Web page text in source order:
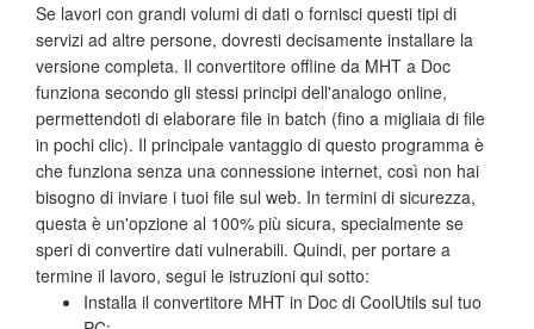
Se lavori con grandi volumi di dati o fornisci questi tipi di
servizi ad altre persone, dovresti decisamente installare la
versione completa. Il convertitore offline da MHT a Doc
funziona secondo gli stessi principi dell'analogo online,
permettendoti di elaborare file in batch (fino a migliaia di file
in pochi clic). Il principale vantaggio di questo programma è
che funziona senza una connessione internet, così non hai
bisogno di inviare i tuoi file sul web. In termini di sicurezza,
questa è un'opzione al 100% più sicura, specialmente se
speri di convertire dati vulnerabili. Quindi, per portare a
termine il lavoro, segui le istruzioni qui sotto:
Installa il convertitore MHT in Doc di CoolUtils sul tuo